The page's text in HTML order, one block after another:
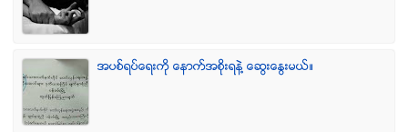
အပစ္ရပ္ေရးကို ေနာက္အစိုးရနဲ႔ ေဆြးေႏြးမယ္။